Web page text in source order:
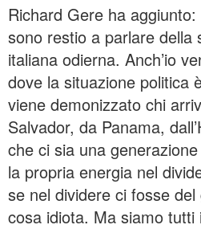
Richard Gere ha
sono restio a parlare della
italiana odierna. Anch’io
dove la situazione politica
viene demonizzato chi
Salvador, da Panama,
che ci sia una
la propria energia nel
se nel dividere ci fosse
cosa idiota. Ma siamo tutti